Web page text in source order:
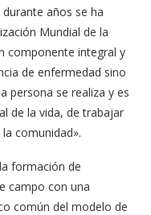
años se ha
Mundial de la
componente integral y
de enfermedad sino
persona se realiza y es
de la vida, de trabajar
comunidad».
formación de
campo con una
común del modelo de